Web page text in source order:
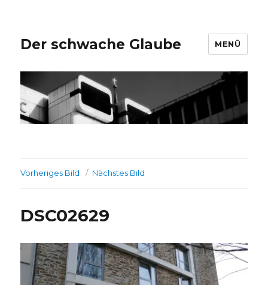
Der schwache Glaube MENÜ
Vorheriges Bild Nächstes Bild
DSC02629